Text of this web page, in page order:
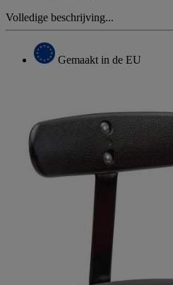
Volledige beschrijving...
Gemaakt in de EU